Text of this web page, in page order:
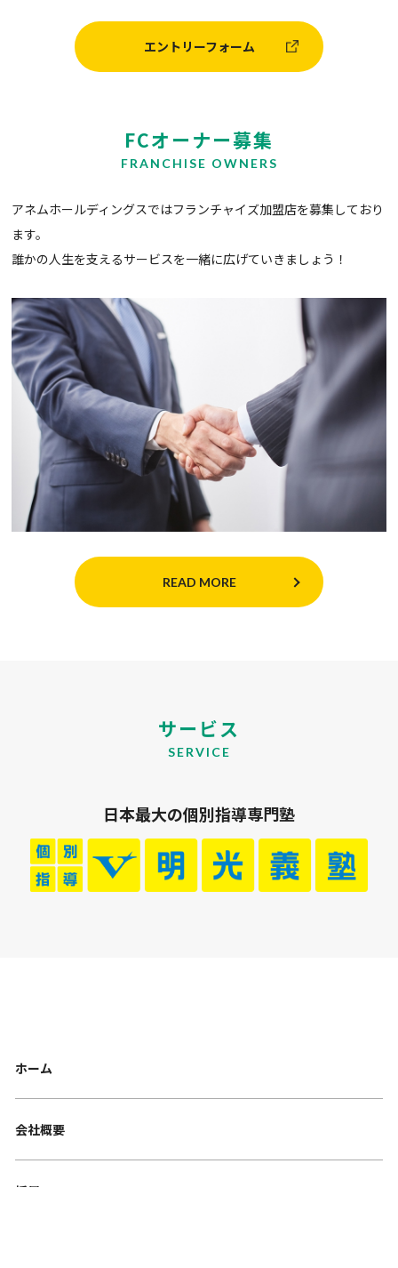
エントリーフォーム
FCオーナー募集
FRANCHISE OWNERS
アネムホールディングスではフランチャイズ加盟店を募集しており
ます。
誰かの人生を支えるサービスを一緒に広げていきましょう！
READ MORE
サービス
SERVICE
日本最大の個別指導専門塾
ホーム
会社概要
採用